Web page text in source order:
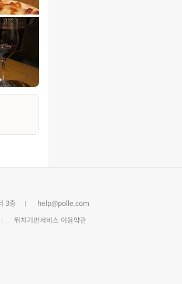
3층
help@polle.com
위치기반서비스 이용약관